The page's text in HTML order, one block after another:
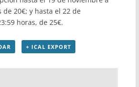
de 20€; y hasta el 22 de
horas, de 25€.
+ ICAL EXPORT